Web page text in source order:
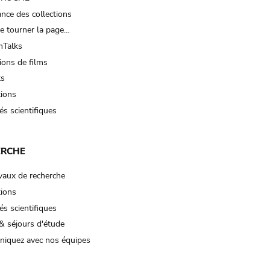
des collections
tourner la page…
de films
scientifiques
de recherche
scientifiques
séjours d'étude
avec nos équipes